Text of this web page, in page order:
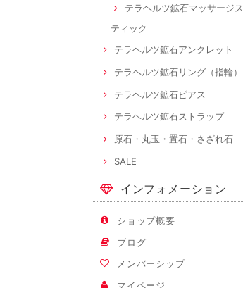
テラヘルツ鉱石マッサージス
ティック
テラヘルツ鉱石アンクレット
テラヘルツ鉱石リング（指輪）
テラヘルツ鉱石ピアス
テラヘルツ鉱石ストラップ
原石・丸玉・置石・さざれ石
SALE
インフォメーション
ショップ概要
ブログ
メンバーシップ
マイページ